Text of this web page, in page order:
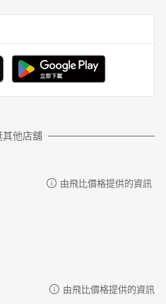
其他店舖
由飛比價格提供的資訊
由飛比價格提供的資訊